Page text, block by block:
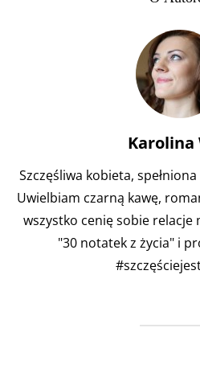
Karolina
Szczęśliwa kobieta,
Uwielbiam czarną kawę,
wszystko cenię sobie relacje
"30 notatek z życia" i